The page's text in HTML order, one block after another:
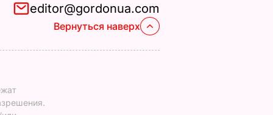
editor@gordonua.com
Вернуться наверх